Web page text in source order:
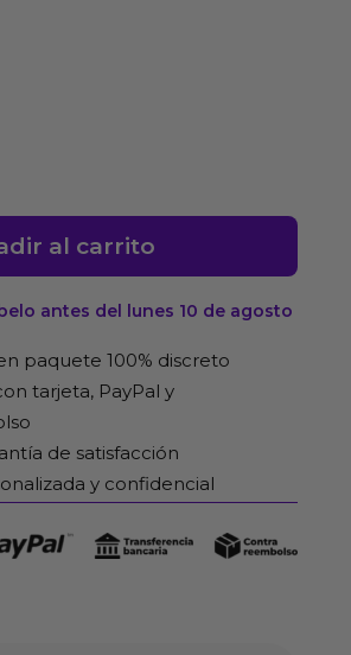
al carrito
antes del lunes 10 de agosto
paquete 100% discreto
tarjeta, PayPal y
de satisfacción
y confidencial